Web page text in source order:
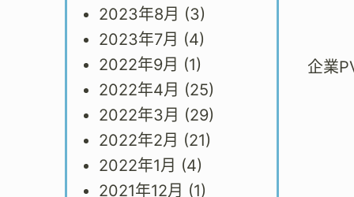
2023年8月 (3)
2023年7月 (4)
2022年9月 (1)
2022年4月 (25)
2022年3月 (29)
2022年2月 (21)
2022年1月 (4)
2021年12月 (1)
企業